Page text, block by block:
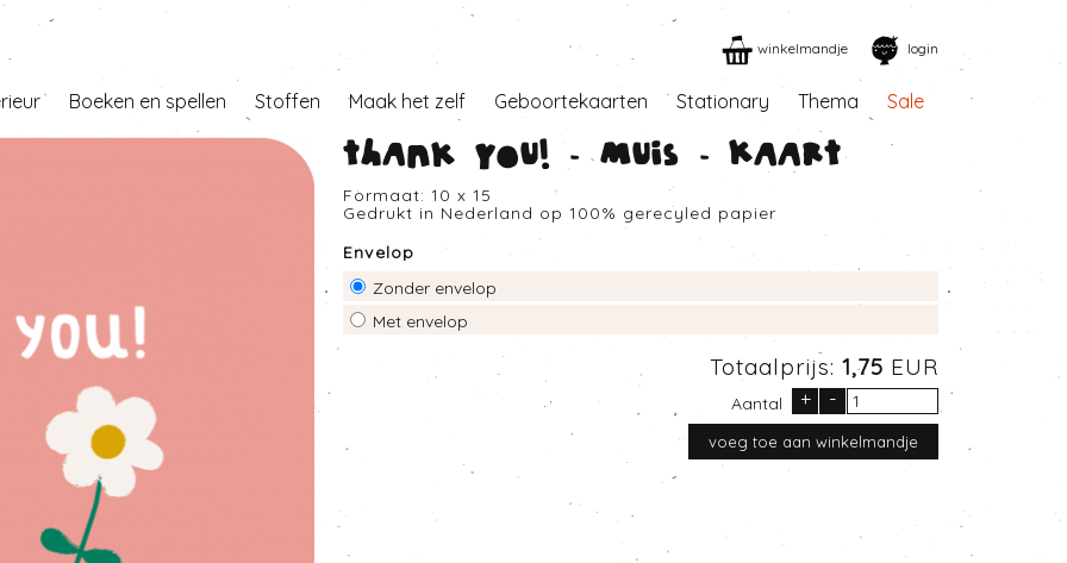
winkelmandje login
Boeken en spellen Stoffen Maak het zelf Geboortekaarten Stationary Thema Sale
Thank you! - Muis - Kaart
Formaat: 10 x 15
Gedrukt in Nederland op 100% gerecyled papier
Envelop
Zonder envelop
Met envelop
Totaalprijs: 1,75 EUR
Aantal + -